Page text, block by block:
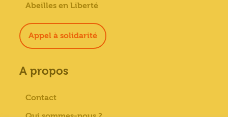
Abeilles en Liberté
Appel à solidarité
A propos
Contact